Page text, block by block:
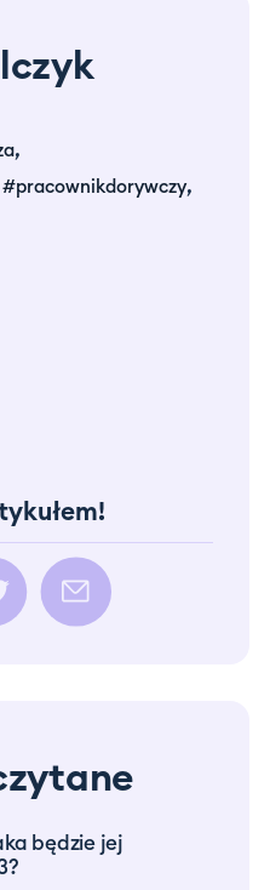
,
#pracownikdorywczy,
będzie jej